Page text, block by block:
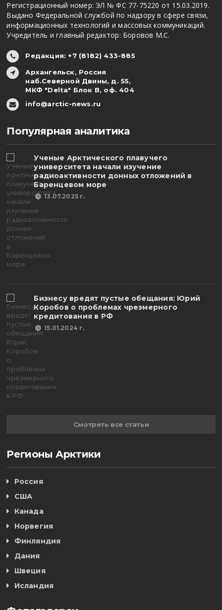
Регистрационный номер: ЭЛ № ФС 77-75220 от 15.03.2019.
Выдано Федеральной службой по надзору в сфере связи,
информационных технологий и массовых коммуникаций.
Учредитель и главный редактор: Боровов М.С.
Редакция: +7 (8182) 433-885
Архангельск, Россия
наб.Северной Двины, д. 55,
МКФ "Delta" Блок В, оф. 404
info@arctic-news.ru
Популярная аналитика
Ученые Арктического плавучего
университета начали изучение
радиоактивности донных отложений в
Баренцевом море
13.07.2025 г.
Бизнесу вредят пустые обещания: Юрий
Коробов о проблемах чрезмерного
кредитования в РФ
15.01.2024 г.
Смотреть все статьи
Регионы Арктики
Россия
США
Канада
Норвегия
Финляндия
Дания
Швеция
Исландия